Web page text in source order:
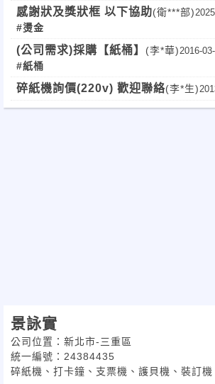
感謝狀及獎狀框 以下協助(衛***部)
#燙金
(公司需求)採購【紙桶】 (李*華) 2016-
#紙桶
碎紙機詢價(220v) 歡迎聯絡(李*生)
景詠實
公司位置：新北市-三重區
統一編號：24384435
碎紙機、打卡鐘、支票機、護貝機、裝訂